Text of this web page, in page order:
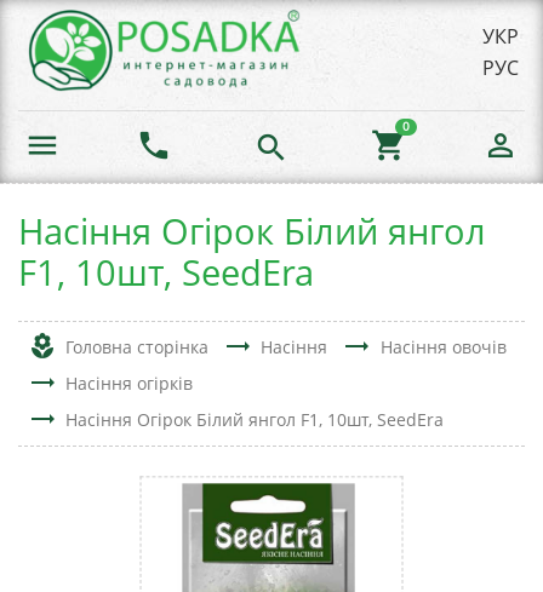
УКР
РУС
menu phone search shopping_cart
0
person_outline
Насіння Огірок Білий янгол
F1, 10шт, SeedEra
local_florist Головна сторінка trending_flat Насіння trending_flat Насіння овочів
trending_flat Насіння огірків
trending_flat Насіння Огірок Білий янгол F1, 10шт, SeedEra